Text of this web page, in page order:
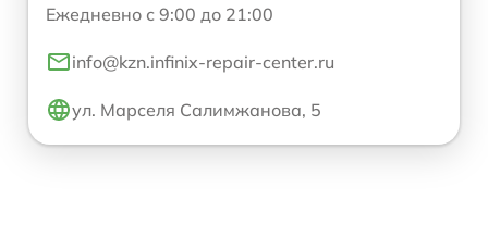
Ежедневно с 9:00 до 21:00
info@kzn.infinix-repair-center.ru
ул. Марселя Салимжанова, 5